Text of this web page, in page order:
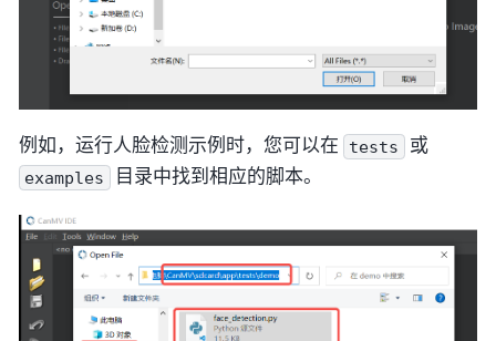
例如，运行人脸检测示例时，您可以在 tests 或
examples 目录中找到相应的脚本。